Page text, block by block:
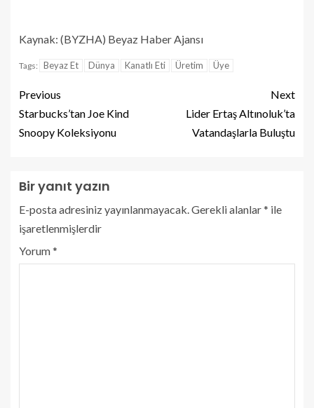
Kaynak: (BYZHA) Beyaz Haber Ajansı
Tags: Beyaz Et Dünya Kanatlı Eti Üretim Üye
Previous
Starbucks’tan Joe Kind
Snoopy Koleksiyonu
Next
Lider Ertaş Altınoluk’ta
Vatandaşlarla Buluştu
Bir yanıt yazın
E-posta adresiniz yayınlanmayacak. Gerekli alanlar* ile
işaretlenmişlerdir
Yorum*